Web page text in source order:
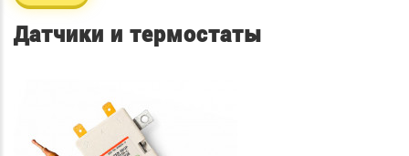
Датчики и термостаты